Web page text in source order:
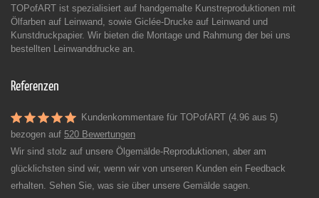
TOPofART ist spezialisiert auf handgemalte Kunstreproduktionen mit
Ölfarben auf Leinwand, sowie Giclée-Drucke auf Leinwand und
Kunstdruckpapier. Wir bieten die Montage und Rahmung der bei uns
bestellten Leinwanddrucke an.
Referenzen
Kundenkommentare für TOPofART (4.96 aus 5)
bezogen auf 520 Bewertungen
Wir sind stolz auf unsere Ölgemälde-Reproduktionen, aber am
glücklichsten sind wir, wenn wir von unseren Kunden ein Feedback
erhalten. Sehen Sie, was sie über unsere Gemälde sagen.